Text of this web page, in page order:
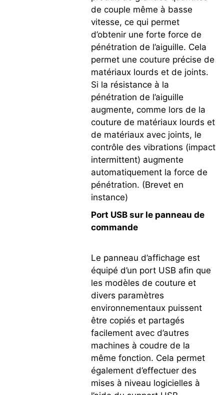
de couple même à basse
vitesse, ce qui permet
d’obtenir une forte force de
pénétration de l’aiguille. Cela
permet une couture précise de
matériaux lourds et de joints.
Si la résistance à la
pénétration de l’aiguille
augmente, comme lors de la
couture de matériaux lourds et
de matériaux avec joints, le
contrôle des vibrations (impact
intermittent) augmente
automatiquement la force de
pénétration. (Brevet en
instance)
Port USB sur le panneau de
commande
Le panneau d’affichage est
équipé d’un port USB afin que
les modèles de couture et
divers paramètres
environnementaux puissent
être copiés et partagés
facilement avec d’autres
machines à coudre de la
même fonction. Cela permet
également d’effectuer des
mises à niveau logicielles à